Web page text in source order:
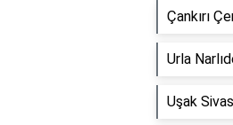
Çankırı
Urla
Uşak